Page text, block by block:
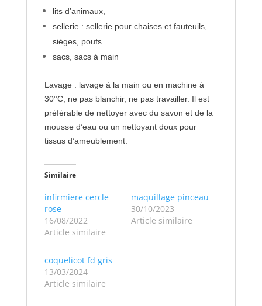
lits d’animaux,
sellerie : sellerie pour chaises et fauteuils,
sièges, poufs
sacs, sacs à main
Lavage : lavage à la main ou en machine à
30°C, ne pas blanchir, ne pas travailler. Il est
préférable de nettoyer avec du savon et de la
mousse d’eau ou un nettoyant doux pour
tissus d’ameublement.
Similaire
infirmiere cercle
rose
16/08/2022
Article similaire
maquillage pinceau
30/10/2023
Article similaire
coquelicot fd gris
13/03/2024
Article similaire